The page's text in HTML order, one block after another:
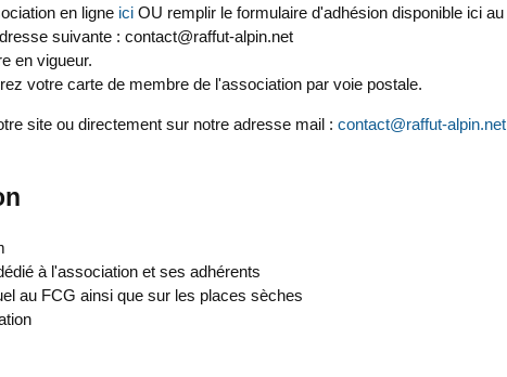
en ligne ici OU remplir le formulaire d'adhésion disponible ici au
suivante : contact@raffut-alpin.net
en vigueur.
votre carte de membre de l'association par voie postale.
site ou directement sur notre adresse mail : contact@raffut-alpin.net
à l'association et ses adhérents
au FCG ainsi que sur les places sèches